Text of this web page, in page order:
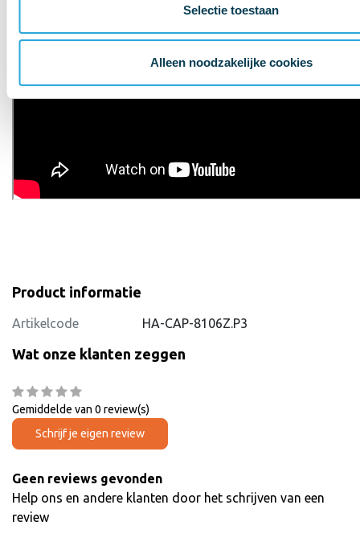
Selectie toestaan
Alleen noodzakelijke cookies
Product informatie
Artikelcode HA-CAP-8106Z.P3
Wat onze klanten zeggen
Gemiddelde van 0 review(s)
Schrijf je eigen review
Geen reviews gevonden
Help ons en andere klanten door het schrijven van een
review